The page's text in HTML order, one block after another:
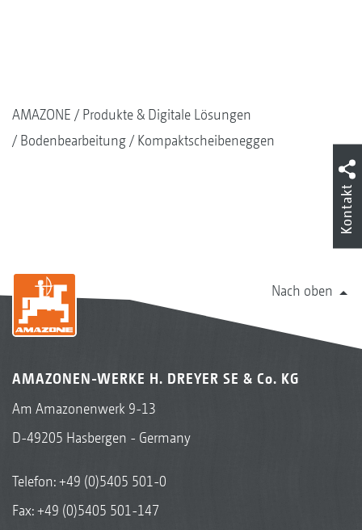
AMAZONE
Produkte & Digitale Lösungen
Bodenbearbeitung
Kompaktscheibeneggen
Nach oben
AMAZONEN-WERKE H. DREYER SE & Co. KG
Am Amazonenwerk 9-13
D-49205 Hasbergen - Germany
Telefon:+49 (0)5405 501-0
Fax: +49 (0)5405 501-147
Kontakt